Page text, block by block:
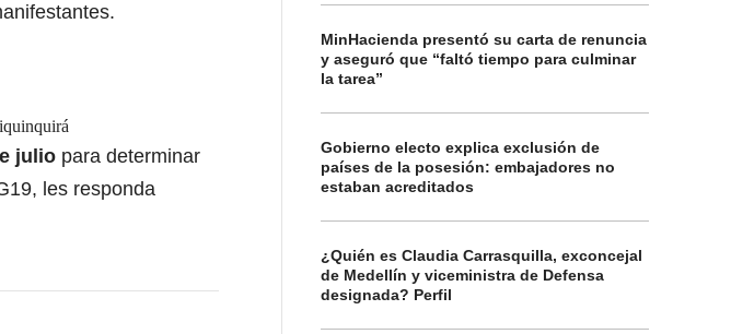
julio para determinar
les responda
MinHacienda presentó su carta de renuncia
y aseguró que “faltó tiempo para culminar
la tarea”
Gobierno electo explica exclusión de
países de la posesión: embajadores no
estaban acreditados
¿Quién es Claudia Carrasquilla, exconcejal
de Medellín y viceministra de Defensa
designada? Perfil